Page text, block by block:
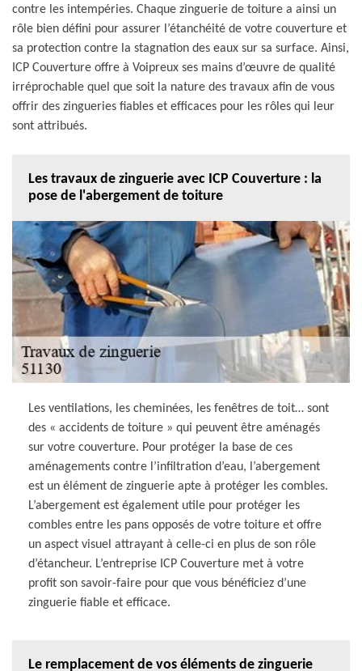
contre les intempéries. Chaque zinguerie de toiture a ainsi un
rôle bien défini pour assurer l’étanchéité de votre couverture et
sa protection contre la stagnation des eaux sur sa surface. Ainsi,
ICP Couverture offre à Voipreux ses mains d’œuvre de qualité
irréprochable quel que soit la nature des travaux afin de vous
offrir des zingueries fiables et efficaces pour les rôles qui leur
sont attribués.
Les travaux de zinguerie avec ICP Couverture : la
pose de l'abergement de toiture
Les ventilations, les cheminées, les fenêtres de toit… sont
des « accidents de toiture » qui peuvent être aménagés
sur votre couverture. Pour protéger la base de ces
aménagements contre l’infiltration d’eau, l’abergement
est un élément de zinguerie apte à protéger les combles.
L’abergement est également utile pour protéger les
combles entre les pans opposés de votre toiture et offre
un aspect visuel attrayant à celle-ci en plus de son rôle
d’étancheur. L’entreprise ICP Couverture met à votre
profit son savoir-faire pour que vous bénéficiez d’une
zinguerie fiable et efficace.
Le remplacement de vos éléments de zinguerie